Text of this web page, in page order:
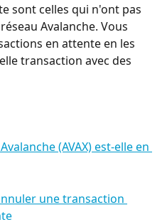
sont celles qui n'ont pas
Avalanche. Vous
en attente en les
transaction avec des
(AVAX) est-elle en
une transaction